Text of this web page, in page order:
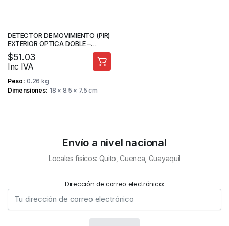
DETECTOR DE MOVIMIENTO (PIR)
EXTERIOR OPTICA DOBLE –
PARADOX
$51.03
Inc IVA
Peso 0.26 kg
Dimensiones 18 × 8.5 × 7.5 cm
Envío a nivel nacional
Locales físicos: Quito, Cuenca, Guayaquil
Dirección de correo electrónico: